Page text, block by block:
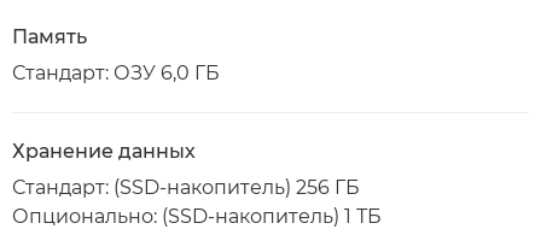
Память
Стандарт: ОЗУ 6,0 ГБ
Хранение данных
Стандарт: (SSD-накопитель) 256 ГБ
Опционально: (SSD-накопитель) 1 ТБ